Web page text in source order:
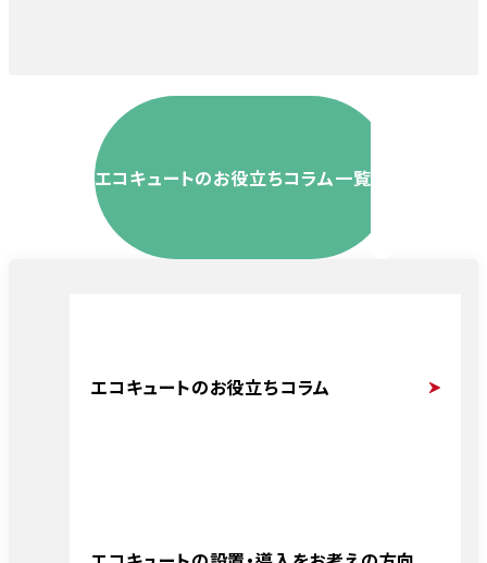
エコキュートのお役立ちコラム一覧
エコキュートのお役立ちコラム